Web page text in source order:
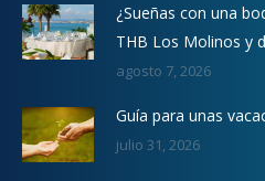
¿Sueñas con una
THB Los Molinos y
agosto 7, 2026
Guía para unas
julio 31, 2026